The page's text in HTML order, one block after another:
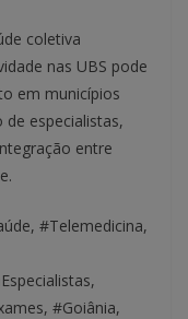
coletiva
nas UBS pode
em municípios
especialistas,
entre
#Telemedicina,
#Goiânia,